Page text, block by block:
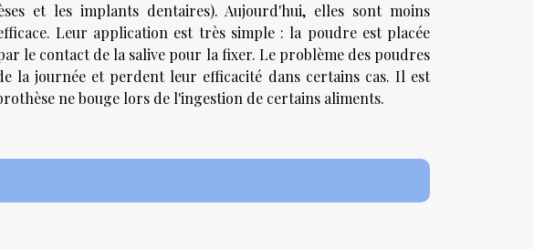
et les implants dentaires). Aujourd'hui, elles sont moins
Leur application est très simple : la poudre est placée
le contact de la salive pour la fixer. Le problème des poudres
la journée et perdent leur efficacité dans certains cas. Il est
ne bouge lors de l'ingestion de certains aliments.